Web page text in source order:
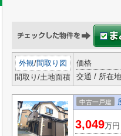
外観/間取り図
間取り/土地面積
価格
交通 / 所在地
中古一戸建
3,049万円